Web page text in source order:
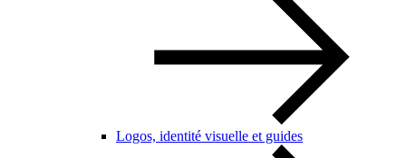
Logos, identité visuelle et guides